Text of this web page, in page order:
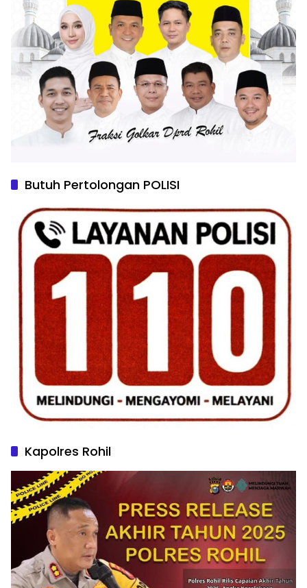
Butuh Pertolongan POLISI
Kapolres Rohil